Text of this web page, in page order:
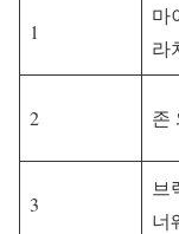
1
마
라
2 존
3
브
너